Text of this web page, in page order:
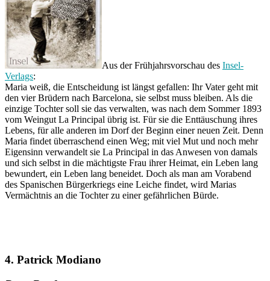
Aus der Frühjahrsvorschau des Insel-
Verlags:
Maria weiß, die Entscheidung ist längst gefallen: Ihr Vater geht mit
den vier Brüdern nach Barcelona, sie selbst muss bleiben. Als die
einzige Tochter soll sie das verwalten, was nach dem Sommer 1893
vom Weingut La Principal übrig ist. Für sie die Enttäuschung ihres
Lebens, für alle anderen im Dorf der Beginn einer neuen Zeit. Denn
Maria findet überraschend einen Weg; mit viel Mut und noch mehr
Eigensinn verwandelt sie La Principal in das Anwesen von damals
und sich selbst in die mächtigste Frau ihrer Heimat, ein Leben lang
bewundert, ein Leben lang beneidet. Doch als man am Vorabend
des Spanischen Bürgerkriegs eine Leiche findet, wird Marias
Vermächtnis an die Tochter zu einer gefährlichen Bürde.
4. Patrick Modiano